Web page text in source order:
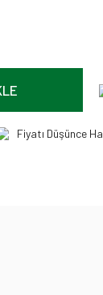
Fiyatı Düşünce